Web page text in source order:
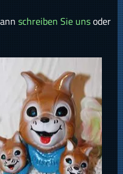
schreiben Sie unsoder